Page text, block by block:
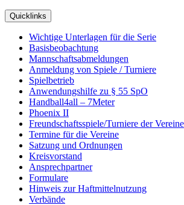
Quicklinks
Wichtige Unterlagen für die Serie
Basisbeobachtung
Mannschaftsabmeldungen
Anmeldung von Spiele / Turniere
Spielbetrieb
Anwendungshilfe zu § 55 SpO
Handball4all – 7Meter
Phoenix II
Freundschaftsspiele/Turniere der Vereine
Termine für die Vereine
Satzung und Ordnungen
Kreisvorstand
Ansprechpartner
Formulare
Hinweis zur Haftmittelnutzung
Verbände